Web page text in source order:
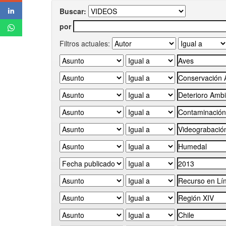
Buscar:
por
Filtros actuales: